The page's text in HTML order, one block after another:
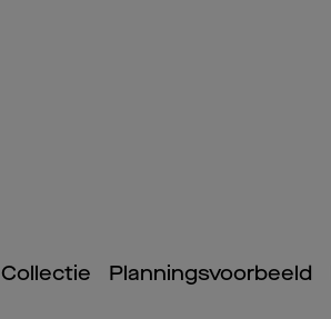
Collectie Planningsvoorbeeld